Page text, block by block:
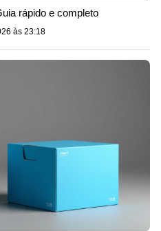
rápido e completo
às 23:18